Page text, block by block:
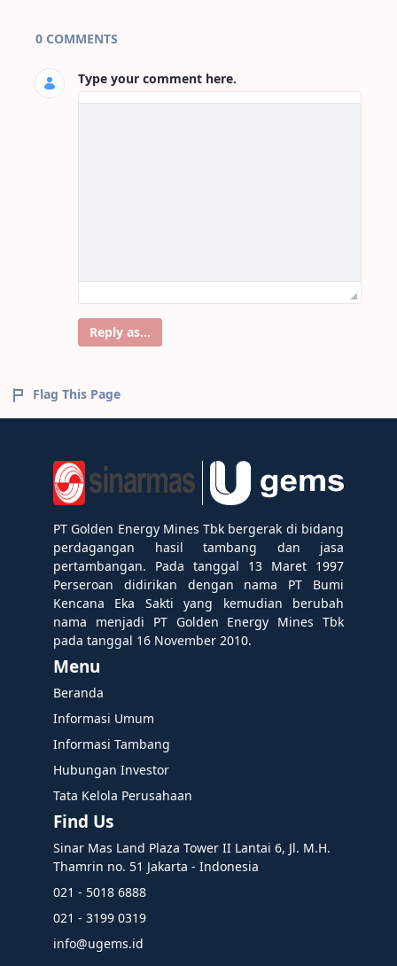
Page Comments
0 COMMENTS
Type your comment here.
Reply as...
Flag This Page
PT Golden Energy Mines Tbk bergerak di bidang
perdagangan hasil tambang dan jasa
pertambangan. Pada tanggal 13 Maret 1997
Perseroan didirikan dengan nama PT Bumi
Kencana Eka Sakti yang kemudian berubah
nama menjadi PT Golden Energy Mines Tbk
pada tanggal 16 November 2010.
Menu
Beranda
Informasi Umum
Informasi Tambang
Hubungan Investor
Tata Kelola Perusahaan
Find Us
Sinar Mas Land Plaza Tower II Lantai 6, Jl. M.H.
Thamrin no. 51 Jakarta - Indonesia
021 - 5018 6888
021 - 3199 0319
info@ugems.id